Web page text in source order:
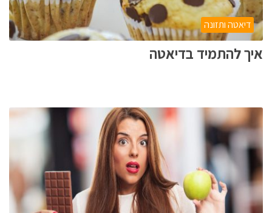
דיאטה ותזונה
איך להתמיד בדיאטה